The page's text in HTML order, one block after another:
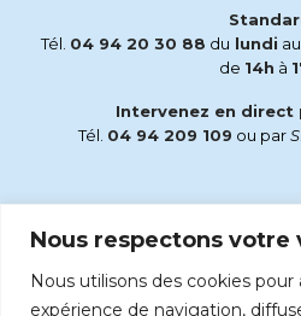
Nous respectons votre
Nous utilisons des cookies
expérience de navigation,
Tél. 04 94 20 30 88 du lundi au
de 14h à
Intervenez en direct
Tél. 04 94 209 109 ou par
Écoutez Radio